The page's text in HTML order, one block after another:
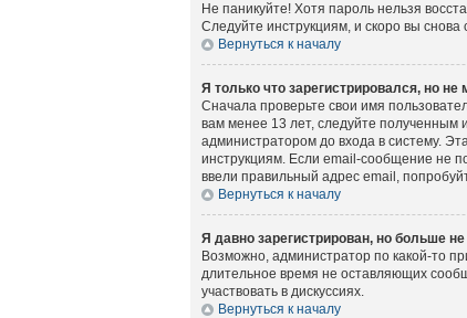
Не паникуйте! Хотя пароль нельзя
Следуйте инструкциям, и скоро вы
Вернуться к началу
Я только что зарегистрировался, но не
Сначала проверьте свои имя
вам менее 13 лет, следуйте полученным
администратором до входа в систему.
инструкциям. Если email-сообщение не
ввели правильный адрес email,
Вернуться к началу
Я давно зарегистрирован, но больше не
Возможно, администратор по какой-то
длительное время не оставляющих
участвовать в дискуссиях.
Вернуться к началу